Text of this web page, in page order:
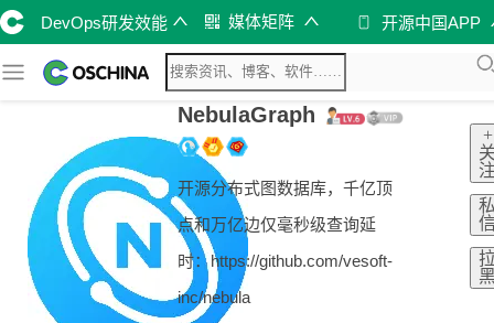
DevOps研发效能 媒体矩阵 开源中国APP
NebulaGraph
开源分布式图数据库，千亿顶
点和万亿边仅毫秒级查询延
时：https://github.com/vesoft-
inc/nebula
+